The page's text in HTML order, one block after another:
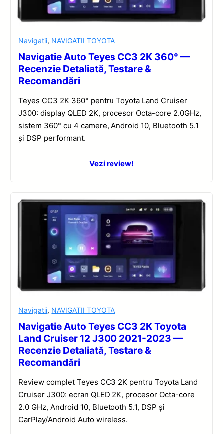
Navigatii, NAVIGATII TOYOTA
Navigatie Auto Teyes CC3 2K 360° —
Recenzie Detaliată, Testare &
Recomandări
Teyes CC3 2K 360° pentru Toyota Land Cruiser
J300: display QLED 2K, procesor Octa-core 2.0GHz,
sistem 360° cu 4 camere, Android 10, Bluetooth 5.1
și DSP performant.
Vezi review!
Navigatii, NAVIGATII TOYOTA
Navigatie Auto Teyes CC3 2K Toyota
Land Cruiser 12 J300 2021-2023 —
Recenzie Detaliată, Testare &
Recomandări
Review complet Teyes CC3 2K pentru Toyota Land
Cruiser J300: ecran QLED 2K, procesor Octa-core
2.0 GHz, Android 10, Bluetooth 5.1, DSP și
CarPlay/Android Auto wireless.